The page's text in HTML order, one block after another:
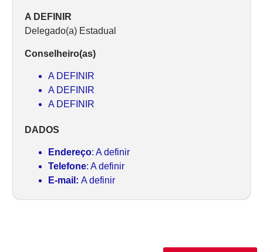
A DEFINIR
Delegado(a) Estadual
Conselheiro(as)
A DEFINIR
A DEFINIR
A DEFINIR
DADOS
Endereço: A definir
Telefone: A definir
E-mail: A definir